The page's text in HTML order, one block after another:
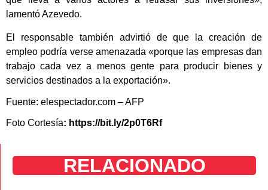
lamentó Azevedo.
El responsable también advirtió de que la creación de
empleo podría verse amenazada «porque las empresas dan
trabajo cada vez a menos gente para producir bienes y
servicios destinados a la exportación».
Fuente: elespectador.com – AFP
Foto Cortesía: https://bit.ly/2p0T6Rf
RELACIONADO